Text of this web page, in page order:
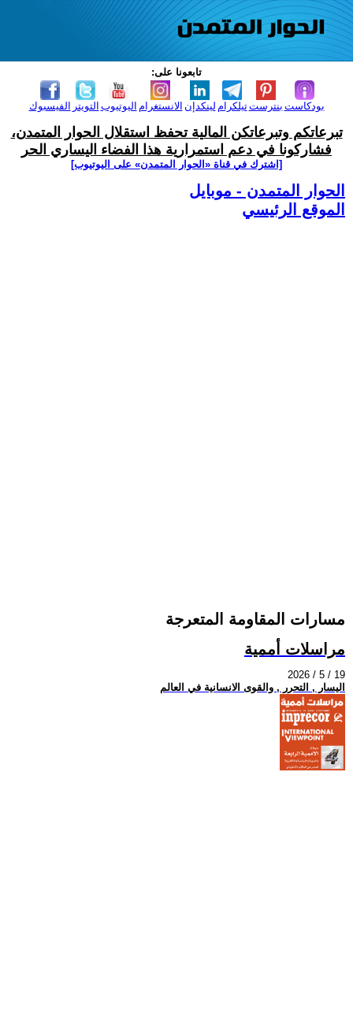
تابعونا على:
الفيسبوك التويتر اليوتيوب الانستغرام لينكدإن تيلكرامبنترست بودكاست
تبرعاتكم وتبرعاتكن المالية تحفظ استقلال الحوار المتمدن،
فشاركونا في دعم استمرارية هذا الفضاء اليساري الحر
[اشترك في قناة ‫«الحوار المتمدن» على اليوتيوب]
الحوار المتمدن - موبايل
الموقع الرئيسي
مسارات المقاومة المتعرجة
مراسلات أممية
2026 / 5 / 19
اليسار , التحرر , والقوى الانسانية في العالم